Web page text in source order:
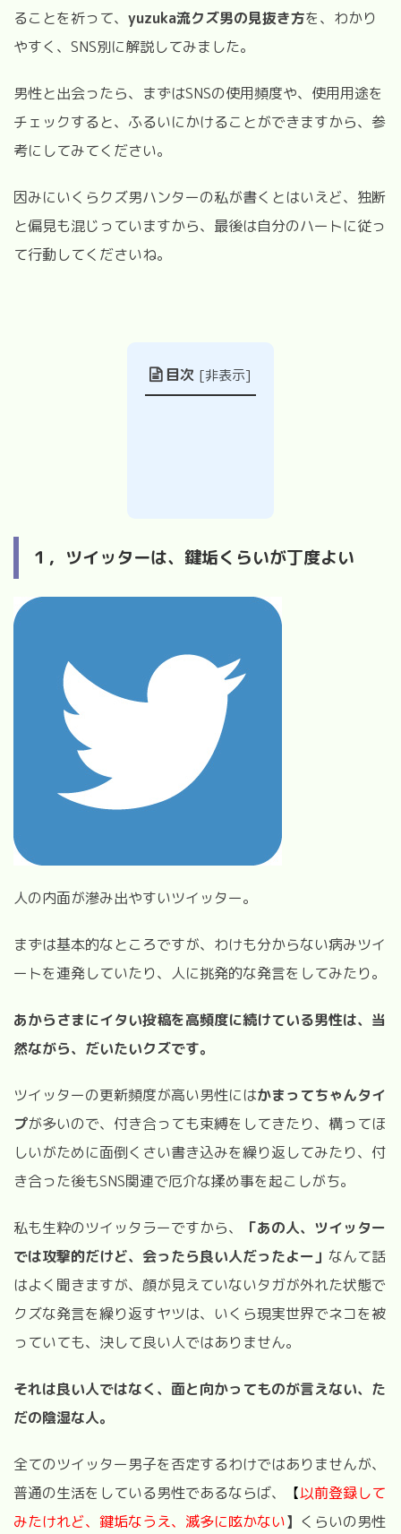
ることを祈って、 yuzuka流クズ男の見抜き方を、わかり
やすく、SNS別に解説してみました。
男性と出会ったら、まずはSNSの使用頻度や、使用用途を
チェックすると、ふるいにかけることができますから、参
考にしてみてください。
因みにいくらクズ男ハンターの私が書くとはいえど、独断
と偏見も混じっていますから、最後は自分のハートに従っ
て行動してくださいね。
目次 [非表示]
１，ツイッターは、鍵垢くらいが丁度よい
人の内面が滲み出やすいツイッター。
まずは基本的なところですが、わけも分からない病みツイ
ートを連発していたり、人に挑発的な発言をしてみたり。
あからさまにイタい投稿を高頻度に続けている男性は、当
然ながら、だいたいクズです。
ツイッターの更新頻度が高い男性にはかまってちゃんタイ
プが多いので、付き合っても束縛をしてきたり、構ってほ
しいがために面倒くさい書き込みを繰り返してみたり、付
き合った後もSNS関連で厄介な揉め事を起こしがち。
私も生粋のツイッタラーですから、
「あの人、ツイッター
では攻撃的だけど、会ったら良い人だったよー」 なんて話
はよく聞きますが、顔が見えていないタガが外れた状態で
クズな発言を繰り返すヤツは、いくら現実世界でネコを被
っていても、決して良い人ではありません。
それは良い人ではなく、面と向かってものが言えない、た
だの陰湿な人。
全てのツイッター男子を否定するわけではありませんが、
普通の生活をしている男性であるならば、
【以前登録して
みたけれど、鍵垢なうえ、滅多に呟かない】 くらいの男性